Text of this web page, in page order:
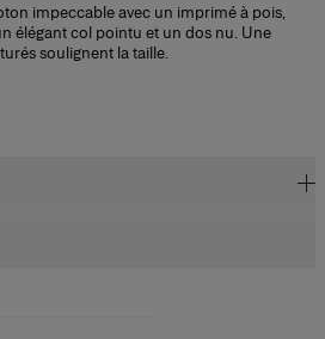
impeccable avec un imprimé à pois,
élégant col pointu et un dos nu. Une
soulignent la taille.
forme trapèze